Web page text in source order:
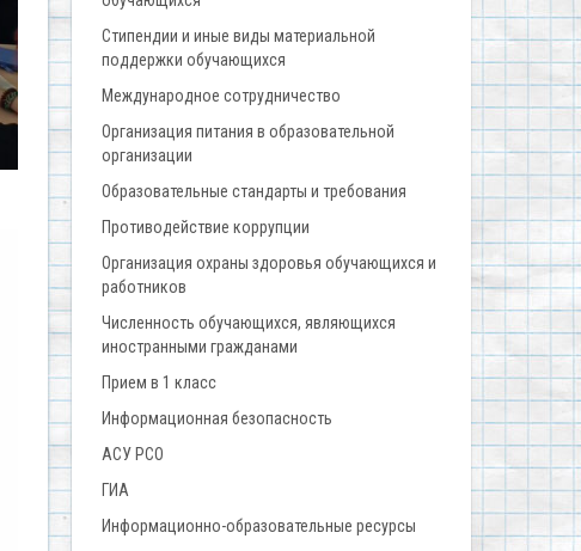
Стипендии и иные виды материальной
поддержки обучающихся
Международное сотрудничество
Организация питания в образовательной
организации
Образовательные стандарты и требования
Противодействие коррупции
Организация охраны здоровья обучающихся и
работников
Численность обучающихся, являющихся
иностранными гражданами
Прием в 1 класс
Информационная безопасность
АСУ РСО
ГИА
Информационно-образовательные ресурсы